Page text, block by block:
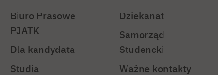
Biuro Prasowe
PJATK
Dla kandydata
Studia
Dziekanat
Samorząd
Studencki
Ważne kontakty